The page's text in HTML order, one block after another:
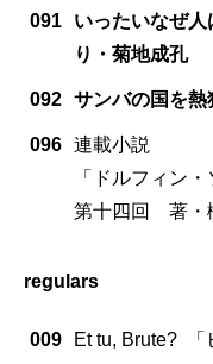
091
いったいなぜ
り・菊地成孔
092 サンバの国を熱
096 連載小説
「ドルフィン
第十四回 著・
regulars
009 Et tu, Brute? 「